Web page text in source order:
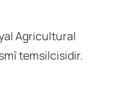
Agricultural
temsilcisidir.